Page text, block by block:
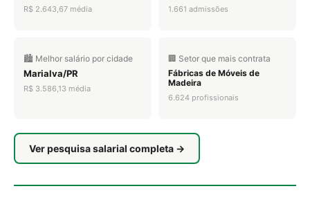
R$ 2.643,67 média 1.661 admissões
🏙️ Melhor salário por cidade
Marialva/PR
R$ 3.586,13 média
🏢 Setor que mais contrata
Fábricas de Móveis de
Madeira
6.624 profissionais
Ver pesquisa salarial completa →